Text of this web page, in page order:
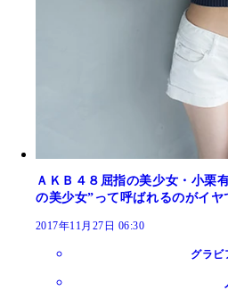
ＡＫＢ４８屈指の美少女・小栗
の美少女”って呼ばれるのがイヤ
2017年11月27日 06:30
グラビ